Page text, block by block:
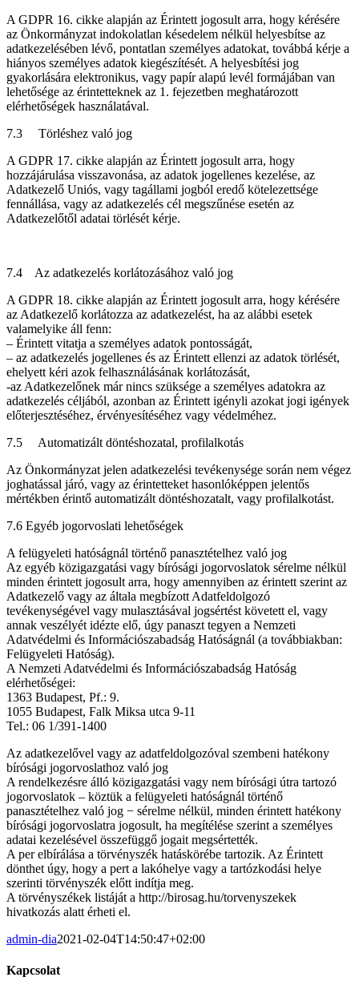
A GDPR 16. cikke alapján az Érintett jogosult arra, hogy kérésére
az Önkormányzat indokolatlan késedelem nélkül helyesbítse az
adatkezelésében lévő, pontatlan személyes adatokat, továbbá kérje a
hiányos személyes adatok kiegészítését. A helyesbítési jog
gyakorlására elektronikus, vagy papír alapú levél formájában van
lehetősége az érintetteknek az 1. fejezetben meghatározott
elérhetőségek használatával.
7.3 Törléshez való jog
A GDPR 17. cikke alapján az Érintett jogosult arra, hogy
hozzájárulása visszavonása, az adatok jogellenes kezelése, az
Adatkezelő Uniós, vagy tagállami jogból eredő kötelezettsége
fennállása, vagy az adatkezelés cél megszűnése esetén az
Adatkezelőtől adatai törlését kérje.
7.4 Az adatkezelés korlátozásához való jog
A GDPR 18. cikke alapján az Érintett jogosult arra, hogy kérésére
az Adatkezelő korlátozza az adatkezelést, ha az alábbi esetek
valamelyike áll fenn:
– Érintett vitatja a személyes adatok pontosságát,
– az adatkezelés jogellenes és az Érintett ellenzi az adatok törlését,
ehelyett kéri azok felhasználásának korlátozását,
-az Adatkezelőnek már nincs szüksége a személyes adatokra az
adatkezelés céljából, azonban az Érintett igényli azokat jogi igények
előterjesztéséhez, érvényesítéséhez vagy védelméhez.
7.5 Automatizált döntéshozatal, profilalkotás
Az Önkormányzat jelen adatkezelési tevékenysége során nem végez
joghatással járó, vagy az érintetteket hasonlóképpen jelentős
mértékben érintő automatizált döntéshozatalt, vagy profilalkotást.
7.6 Egyéb jogorvoslati lehetőségek
A felügyeleti hatóságnál történő panasztételhez való jog
Az egyéb közigazgatási vagy bírósági jogorvoslatok sérelme nélkül
minden érintett jogosult arra, hogy amennyiben az érintett szerint az
Adatkezelő vagy az általa megbízott Adatfeldolgozó
tevékenységével vagy mulasztásával jogsértést követett el, vagy
annak veszélyét idézte elő, úgy panaszt tegyen a Nemzeti
Adatvédelmi és Információszabadság Hatóságnál (a továbbiakban:
Felügyeleti Hatóság).
A Nemzeti Adatvédelmi és Információszabadság Hatóság
elérhetőségei:
1363 Budapest, Pf.: 9.
1055 Budapest, Falk Miksa utca 9-11
Tel.: 06 1/391-1400
Az adatkezelővel vagy az adatfeldolgozóval szembeni hatékony
bírósági jogorvoslathoz való jog
A rendelkezésre álló közigazgatási vagy nem bírósági útra tartozó
jogorvoslatok – köztük a felügyeleti hatóságnál történő
panasztételhez való jog − sérelme nélkül, minden érintett hatékony
bírósági jogorvoslatra jogosult, ha megítélése szerint a személyes
adatai kezelésével összefüggő jogait megsértették.
A per elbírálása a törvényszék hatáskörébe tartozik. Az Érintett
dönthet úgy, hogy a pert a lakóhelye vagy a tartózkodási helye
szerinti törvényszék előtt indítja meg.
A törvényszékek listáját a http://birosag.hu/torvenyszekek
hivatkozás alatt érheti el.
admin-dia2021-02-04T14:50:47+02:00
Kapcsolat